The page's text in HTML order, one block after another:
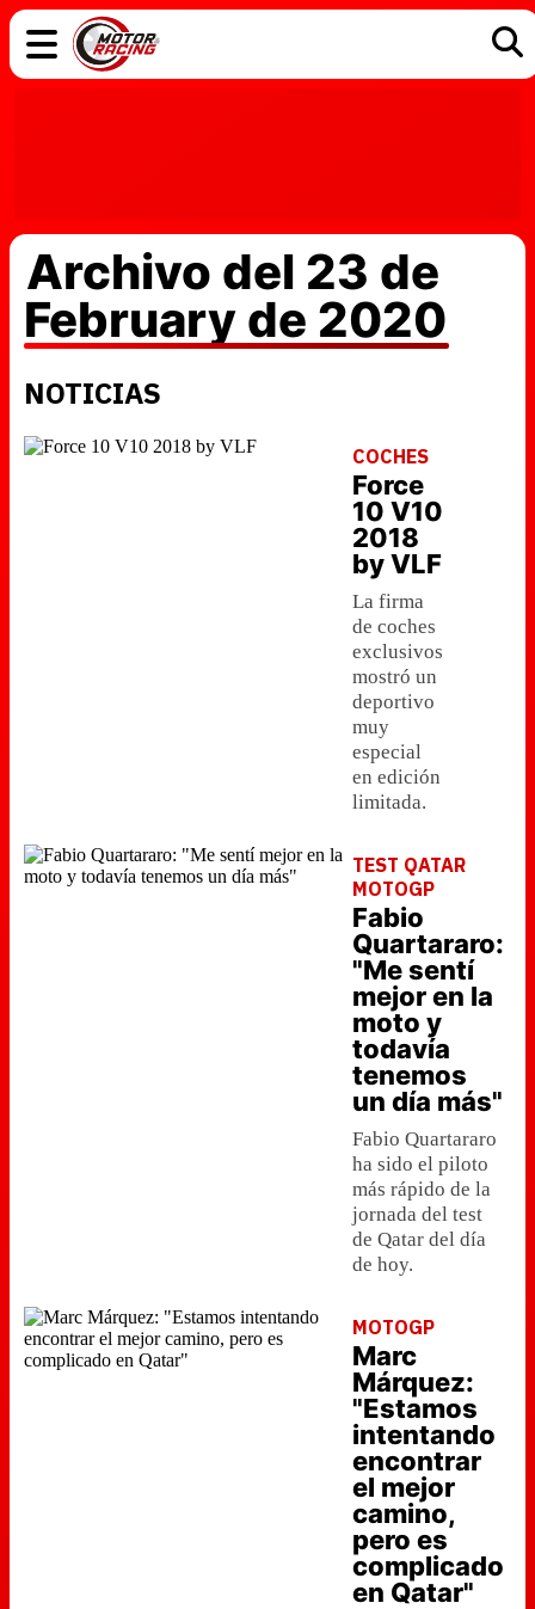
Archivo del 23 de
February de 2020
NOTICIAS
COCHES
Force
10 V10
2018
by VLF
La firma
de coches
exclusivos
mostró un
deportivo
muy
especial
en edición
limitada.
TEST QATAR
MOTOGP
Fabio
Quartararo:
"Me sentí
mejor en la
moto y
todavía
tenemos
un día más"
Fabio Quartararo
ha sido el piloto
más rápido de la
jornada del test
de Qatar del día
de hoy.
MOTOGP
Marc
Márquez:
"Estamos
intentando
encontrar
el mejor
camino,
pero es
complicado
en Qatar"